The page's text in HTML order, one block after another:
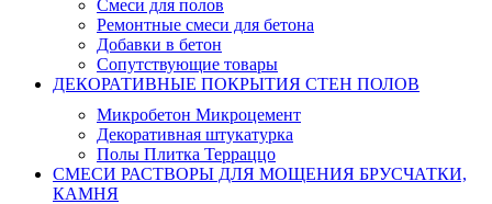
Смеси для полов
Ремонтные смеси для бетона
Добавки в бетон
Сопутствующие товары
ДЕКОРАТИВНЫЕ ПОКРЫТИЯ СТЕН ПОЛОВ
Микробетон Микроцемент
Декоративная штукатурка
Полы Плитка Терраццо
СМЕСИ РАСТВОРЫ ДЛЯ МОЩЕНИЯ БРУСЧАТКИ,
КАМНЯ